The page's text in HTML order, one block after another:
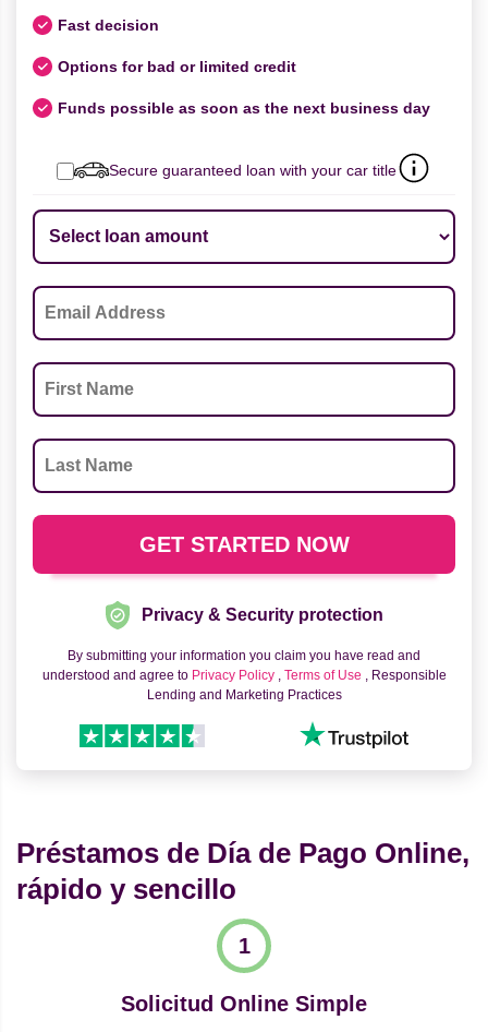
Fast decision
Options for bad or limited credit
Funds possible as soon as the next business day
Secure guaranteed loan with your car title
Privacy & Security protection
By submitting your information you claim you have read and
understood and agree to Privacy Policy , Terms of Use , Responsible
Lending and Marketing Practices
Préstamos de Día de Pago Online,
rápido y sencillo
Solicitud Online Simple